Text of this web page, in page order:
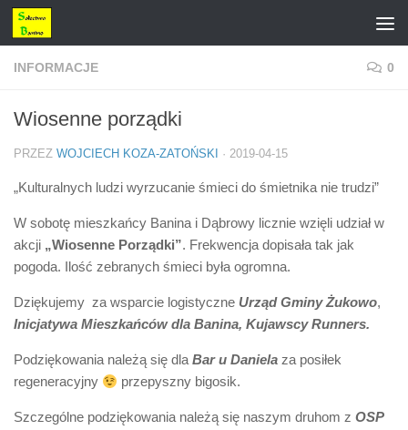
Przejdź do treści
INFORMACJE 0
Wiosenne porządki
PRZEZ WOJCIECH KOZA-ZATOŃSKI · 2019-04-15
„Kulturalnych ludzi wyrzucanie śmieci do śmietnika nie trudzi”
W sobotę mieszkańcy Banina i Dąbrowy licznie wzięli udział w
akcji „Wiosenne Porządki”. Frekwencja dopisała tak jak
pogoda. Ilość zebranych śmieci była ogromna.
Dziękujemy za wsparcie logistyczne Urząd Gminy Żukowo,
Inicjatywa Mieszkańców dla Banina, Kujawscy Runners.
Podziękowania należą się dla Bar u Daniela za posiłek
regeneracyjny
przepyszny bigosik.
Szczególne podziękowania należą się naszym druhom z OSP